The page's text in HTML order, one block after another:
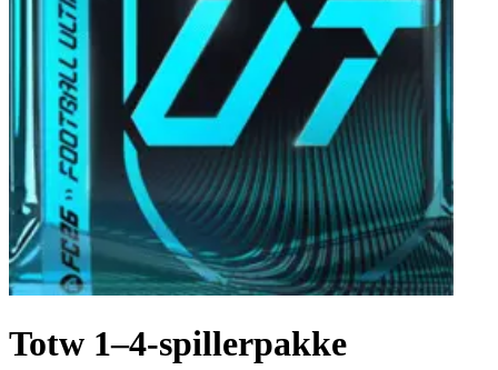
Totw 1–4-spillerpakke